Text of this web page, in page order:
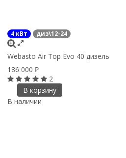
4 кВт диз\12-24
Webasto Air Top Evo 40 дизель
186 000 ₽
2
В корзину
В наличии